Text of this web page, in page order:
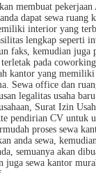
membuat pekerjaan
dapat sewa ruang
interior yang
lengkap seperti
faks, kemudian juga
pada
kantor yang memiliki
Sewa office dan
legalitas usaha
Surat Izin
pendirian CV untuk
proses sewa
anda sewa,
semuanya akan
juga sewa kantor